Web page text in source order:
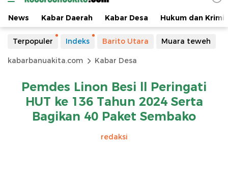
News Kabar Daerah Kabar Desa Hukum dan
Terpopuler Indeks Barito Utara Muara teweh
kabarbanuakita.com Kabar Desa
Pemdes Linon Besi ll Peringati
HUT ke 136 Tahun 2024 Serta
Bagikan 40 Paket Sembako
redaksi